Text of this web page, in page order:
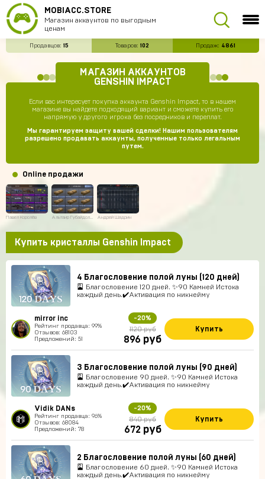
MOBIACC.STORE
Магазин аккаунтов по выгодным
ценам
Продавцов: 15 Товаров: 102 Продаж: 4861
МАГАЗИН АККАУНТОВ
GENSHIN IMPACT
Если вас интересует покупка аккаунта Genshin Impact, то в нашем
магазине вы найдете подходящий вариант и сможете купить его
напрямую у другого игрока без посредников и переплат.
Мы гарантируем защиту вашей сделки! Нашим пользователям
разрешено продавать аккаунты, полученные только легальным
путем.
Online продажи
Павел Королёв Альтаир Губайдолла Андрей Шадрин
Купить кристаллы Genshin Impact
4 Благословение полой луны (120 дней)
🎴 Благословение 120 дней. ✨90 Камней Истока
каждый день.✔️Активация по никнейму
mirror inc
Рейтинг продавца: 99%
Отзывов: 68103
Предложений: 51
-20%
1120 руб
896 руб
Купить
3 Благословение полой луны (90 дней)
🎴 Благословение 90 дней. ✨90 Камней Истока
каждый день.✔️Активация по никнейму
Vidik DANs
Рейтинг продавца: 96%
Отзывов: 68084
Предложений: 78
-20%
840 руб
672 руб
Купить
2 Благословение полой луны (60 дней)
🎴 Благословение 60 дней. ✨90 Камней Истока
каждый день.✔️Активация по никнейму